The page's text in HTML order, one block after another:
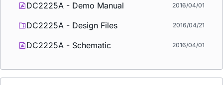
DC2225A - Demo Manual 2016/04/01
DC2225A - Design Files 2016/04/21
DC2225A - Schematic 2016/04/01